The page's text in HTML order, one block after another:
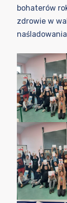
bohaterów
zdrowie w